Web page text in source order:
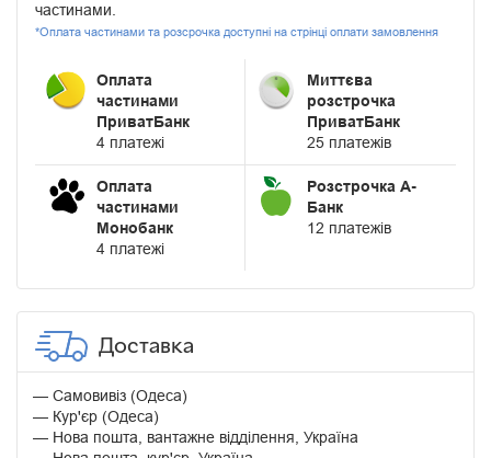
частинами.
*Оплата частинами та розсрочка доступні на стрінці оплати замовлення
Оплата
частинами
ПриватБанк
4 платежі
Миттєва
розстрочка
ПриватБанк
25 платежів
Оплата
частинами
Монобанк
4 платежі
Розстрочка А-
Банк
12 платежів
Доставка
Самовивіз (Одеса)
Кур'єр (Одеса)
Нова пошта, вантажне відділення, Україна